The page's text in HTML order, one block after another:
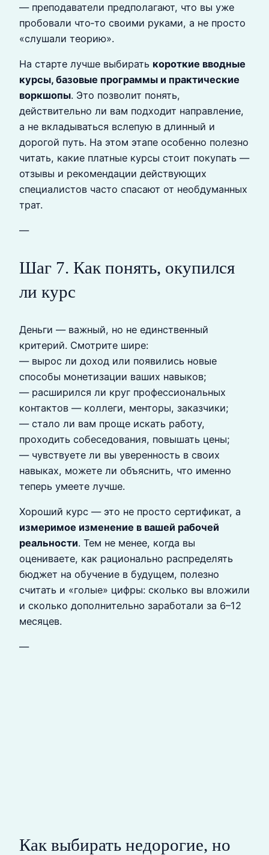
— преподаватели предполагают, что вы уже
пробовали что‑то своими руками, а не просто
«слушали теорию».
На старте лучше выбирать короткие вводные
курсы, базовые программы и практические
воркшопы. Это позволит понять,
действительно ли вам подходит направление,
а не вкладываться вслепую в длинный и
дорогой путь. На этом этапе особенно полезно
читать, какие платные курсы стоит покупать —
отзывы и рекомендации действующих
специалистов часто спасают от необдуманных
трат.
—
Шаг 7. Как понять, окупился
ли курс
Деньги — важный, но не единственный
критерий. Смотрите шире:
— вырос ли доход или появились новые
способы монетизации ваших навыков;
— расширился ли круг профессиональных
контактов — коллеги, менторы, заказчики;
— стало ли вам проще искать работу,
проходить собеседования, повышать цены;
— чувствуете ли вы уверенность в своих
навыках, можете ли объяснить, что именно
теперь умеете лучше.
Хороший курс — это не просто сертификат, а
измеримое изменение в вашей рабочей
реальности. Тем не менее, когда вы
оцениваете, как рационально распределять
бюджет на обучение в будущем, полезно
считать и «голые» цифры: сколько вы вложили
и сколько дополнительно заработали за 6–12
месяцев.
—
Как выбирать недорогие, но